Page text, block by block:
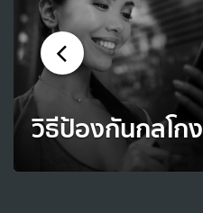
วิธีป้องกันกลโกง